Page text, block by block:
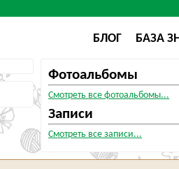
БЛОГ БАЗА
Фотоальбомы
Смотреть все фотоальбомы...
Записи
Смотреть все записи...